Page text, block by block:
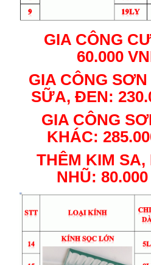
GIA CÔNG
60.000
GIA CÔNG
SỮA, ĐEN:
GIA CÔNG
KHÁC:
THÊM KIM SA,
NHŨ: